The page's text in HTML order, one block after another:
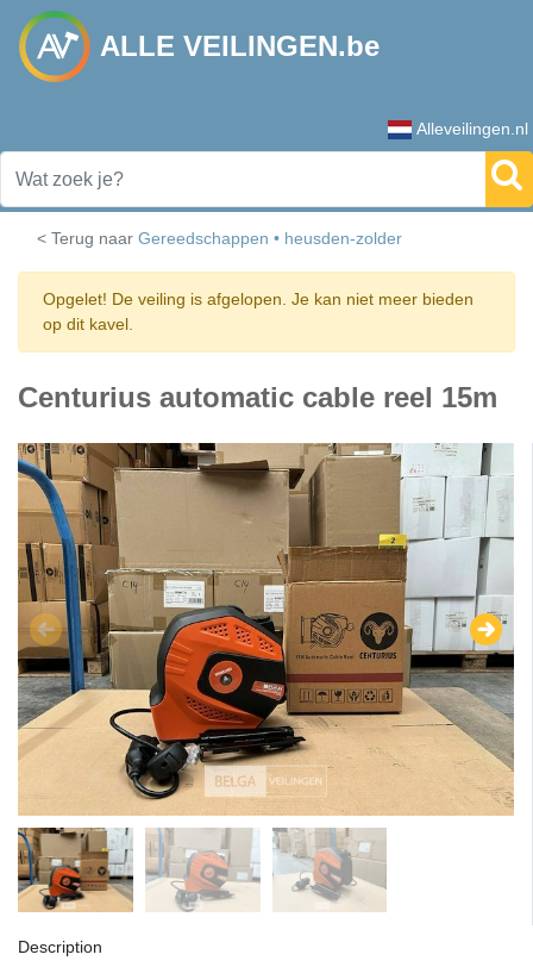
ALLE VEILINGEN.be
Alleveilingen.nl
< Terug naar Gereedschappen • heusden-zolder
Opgelet! De veiling is afgelopen. Je kan niet meer bieden
op dit kavel.
Centurius automatic cable reel 15m
Description